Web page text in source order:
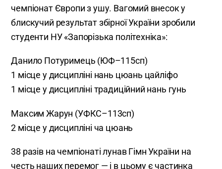
чемпіонат Європи з ушу. Вагомий внесок у
блискучий результат збірної України зробили
студенти НУ «Запорізька політехніка»:
Данило Потуримець (ЮФ–115сп)
1 місце у дисципліні нань цюань цайліфо
1 місце у дисципліні традиційний нань гунь
Максим Жарун (УФКС–113сп)
2 місце у дисципліні ча цюань
38 разів на чемпіонаті лунав Гімн України на
честь наших перемог — і в цьому є частинка